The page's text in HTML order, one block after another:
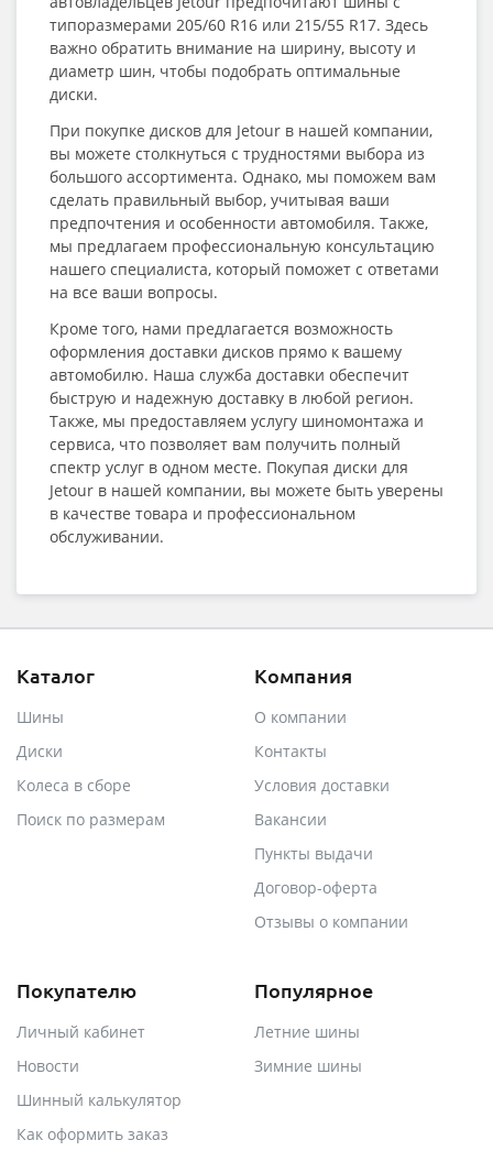
типоразмерами 205/60 R16 или 215/55 R17. Здесь
важно обратить внимание на ширину, высоту и
диаметр шин, чтобы подобрать оптимальные
диски.
При покупке дисков для Jetour в нашей компании,
вы можете столкнуться с трудностями выбора из
большого ассортимента. Однако, мы поможем вам
сделать правильный выбор, учитывая ваши
предпочтения и особенности автомобиля. Также,
мы предлагаем профессиональную консультацию
нашего специалиста, который поможет с ответами
на все ваши вопросы.
Кроме того, нами предлагается возможность
оформления доставки дисков прямо к вашему
автомобилю. Наша служба доставки обеспечит
быструю и надежную доставку в любой регион.
Также, мы предоставляем услугу шиномонтажа и
сервиса, что позволяет вам получить полный
спектр услуг в одном месте. Покупая диски для
Jetour в нашей компании, вы можете быть уверены
в качестве товара и профессиональном
обслуживании.
Каталог
Шины
Диски
Колеса в сборе
Поиск по размерам
Компания
О компании
Контакты
Условия доставки
Вакансии
Пункты выдачи
Договор-оферта
Отзывы о компании
Покупателю
Личный кабинет
Новости
Шинный калькулятор
Как оформить заказ
Популярное
Летние шины
Зимние шины